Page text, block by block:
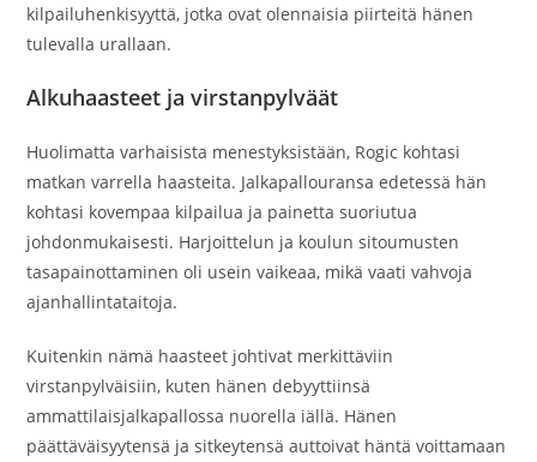
kilpailuhenkisyyttä, jotka ovat olennaisia piirteitä hänen
tulevalla urallaan.
Alkuhaasteet ja virstanpylväät
Huolimatta varhaisista menestyksistään, Rogic kohtasi
matkan varrella haasteita. Jalkapallouransa edetessä hän
kohtasi kovempaa kilpailua ja painetta suoriutua
johdonmukaisesti. Harjoittelun ja koulun sitoumusten
tasapainottaminen oli usein vaikeaa, mikä vaati vahvoja
ajanhallintataitoja.
Kuitenkin nämä haasteet johtivat merkittäviin
virstanpylväisiin, kuten hänen debyyttiinsä
ammattilaisjalkapallossa nuorella iällä. Hänen
päättäväisyytensä ja sitkeytensä auttoivat häntä voittamaan